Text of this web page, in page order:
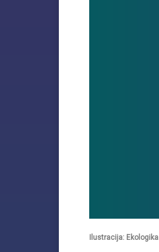
Ilustracija: Ekologika